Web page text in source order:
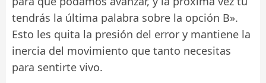
tendrás la última palabra sobre la opción B».
Esto les quita la presión del error y mantiene la
inercia del movimiento que tanto necesitas
para sentirte vivo.